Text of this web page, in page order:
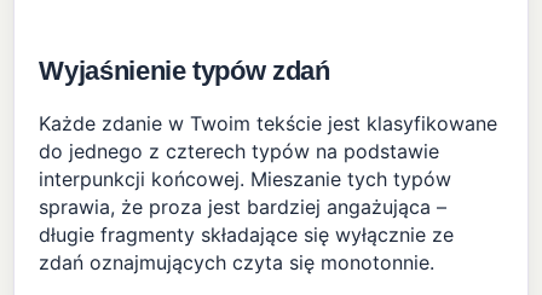
Wyjaśnienie typów zdań
Każde zdanie w Twoim tekście jest klasyfikowane
do jednego z czterech typów na podstawie
interpunkcji końcowej. Mieszanie tych typów
sprawia, że proza jest bardziej angażująca –
długie fragmenty składające się wyłącznie ze
zdań oznajmujących czyta się monotonnie.